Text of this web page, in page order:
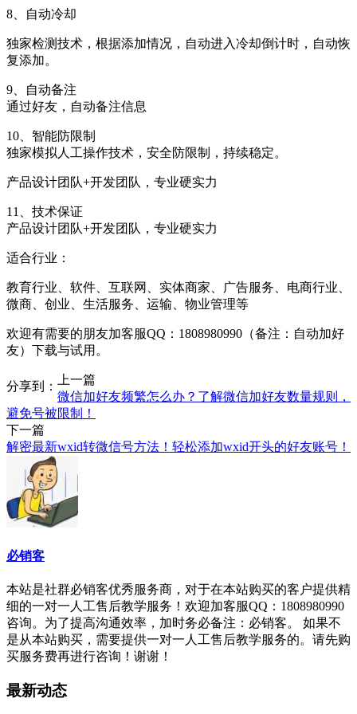
8、自动冷却
独家检测技术，根据添加情况，自动进入冷却倒计时，自动恢
复添加。
9、自动备注
通过好友，自动备注信息
10、智能防限制
独家模拟人工操作技术，安全防限制，持续稳定。
产品设计团队+开发团队，专业硬实力
11、技术保证
产品设计团队+开发团队，专业硬实力
适合行业：
教育行业、软件、互联网、实体商家、广告服务、电商行业、
微商、创业、生活服务、运输、物业管理等
欢迎有需要的朋友加客服QQ：1808980990（备注：自动加好
友）下载与试用。
分享到：
上一篇
微信加好友频繁怎么办？了解微信加好友数量规则，
避免号被限制！
下一篇
解密最新wxid转微信号方法！轻松添加wxid开头的好友账号！
必销客
本站是社群必销客优秀服务商，对于在本站购买的客户提供精
细的一对一人工售后教学服务！欢迎加客服QQ：1808980990
咨询。为了提高沟通效率，加时务必备注：必销客。 如果不
是从本站购买，需要提供一对一人工售后教学服务的。请先购
买服务费再进行咨询！谢谢！
最新动态